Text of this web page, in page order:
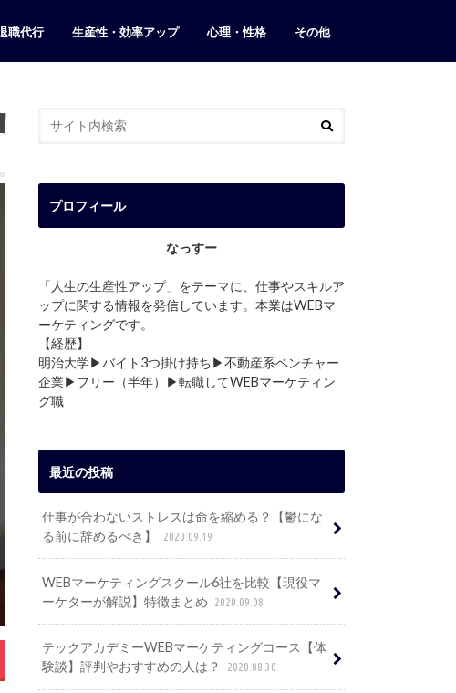
職代行 生産性・効率アップ 心理・性格 その他
カフェ・店
ブログ運営
当ブログについて
お問い合わせ
プロフィール
なっすー
「人生の生産性アップ」をテーマに、仕事やスキルア
ップに関する情報を発信しています。本業はWEBマ
ーケティングです。
【経歴】
明治大学▶︎バイト3つ掛け持ち▶︎不動産系ベンチャー
企業▶︎フリー（半年）▶︎転職してWEBマーケティン
グ職
最近の投稿
仕事が合わないストレスは命を縮める？【鬱にな
る前に辞めるべき】
2020.09.19
WEBマーケティングスクール6社を比較【現役マ
ーケターが解説】特徴まとめ
2020.09.08
テックアカデミーWEBマーケティングコース【体
験談】評判やおすすめの人は？
2020.08.30